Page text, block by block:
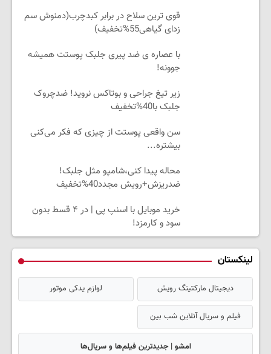
قوی ترین سلاح در برابر کبدچرب(دمنوش سم
زدای گیاهی55%تخفیف)
با عصاره ی ضد پیری جلبک پوستت همیشه
جوونه!
زیر تیغ جراحی و بوتاکس نروید! ضدچروک
جلبک با40%تخفیف
سن واقعی پوستت از چیزی که فکر می‌کنی
بیشتره...
محاله پیدا کنی،شامپو مثل جلبک!
ضدریزش+رویش مجدد40%تخفیف
خرید موبایل با اسنپ پی | در ۴ قسط بدون
سود و کارمزد!
لینکستان
دیجیتال مارکتینگ رویش لوازم یدکی موتور
فیلم و سریال آنلاین شب بین
امشو | جدیدترین فیلم‌ها و سریال‌ها